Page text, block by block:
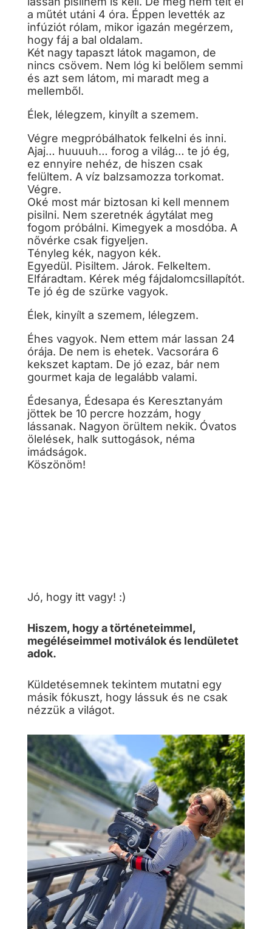
a műtét utáni 4 óra. Éppen levették az
infúziót rólam, mikor igazán megérzem,
hogy fáj a bal oldalam.
Két nagy tapaszt látok magamon, de
nincs csövem. Nem lóg ki belőlem semmi
és azt sem látom, mi maradt meg a
mellemből.
Élek, lélegzem, kinyílt a szemem.
Végre megpróbálhatok felkelni és inni.
Ajaj… huuuuh… forog a világ… te jó ég,
ez ennyire nehéz, de hiszen csak
felültem. A víz balzsamozza torkomat.
Végre.
Oké most már biztosan ki kell mennem
pisilni. Nem szeretnék ágytálat meg
fogom próbálni. Kimegyek a mosdóba. A
nővérke csak figyeljen.
Tényleg kék, nagyon kék.
Egyedül. Pisiltem. Járok. Felkeltem.
Elfáradtam. Kérek még fájdalomcsillapítót.
Te jó ég de szürke vagyok.
Élek, kinyílt a szemem, lélegzem.
Éhes vagyok. Nem ettem már lassan 24
órája. De nem is ehetek. Vacsorára 6
kekszet kaptam. De jó ezaz, bár nem
gourmet kaja de legalább valami.
Édesanya, Édesapa és Keresztanyám
jöttek be 10 percre hozzám, hogy
lássanak. Nagyon örültem nekik. Óvatos
ölelések, halk suttogások, néma
imádságok.
Köszönöm!
Jó, hogy itt vagy! :)
Hiszem, hogy a történeteimmel,
megéléseimmel motiválok és lendületet
adok.
Küldetésemnek tekintem mutatni egy
másik fókuszt, hogy lássuk és ne csak
nézzük a világot.